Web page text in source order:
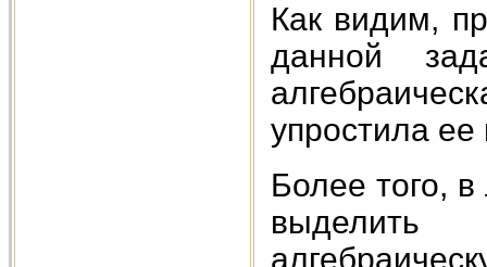
Как видим,
данной
упростила
Более того,